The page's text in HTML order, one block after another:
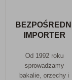
BEZPOŚREDNI
IMPORTER
Od 1992 roku
sprowadzamy
bakalie, orzechy i